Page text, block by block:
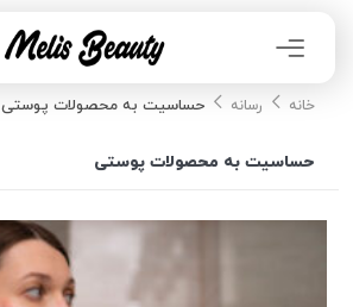
خانه رسانه حساسیت به محصولات پوستی
حساسیت به محصولات پوستی